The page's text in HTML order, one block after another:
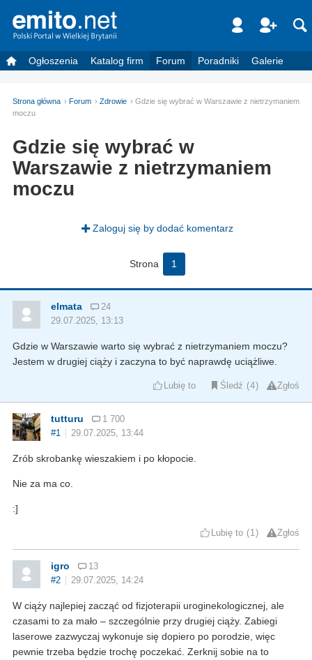
Ogłoszenia Katalog firm Forum Poradniki Galerie
Strona główna Forum Zdrowie
Gdzie się wybrać w Warszawie z nietrzymaniem
moczu
Gdzie się wybrać w
Warszawie z nietrzymaniem
moczu
Zaloguj się by dodać komentarz
Strona 1
elmata
24
29.07.2025, 13:13
Gdzie w Warszawie warto się wybrać z nietrzymaniem moczu?
Jestem w drugiej ciąży i zaczyna to być naprawdę uciążliwe.
Lubię to Śledź 4 Zgłoś
tutturu
1 700
#1
29.07.2025, 13:44
Zrób skrobankę wieszakiem i po kłopocie.
Nie za ma co.
:]
Lubię to 1 Zgłoś
igro
13
#2
29.07.2025, 14:24
W ciąży najlepiej zacząć od fizjoterapii uroginekologicznej, ale
czasami to za mało – szczególnie przy drugiej ciąży. Zabiegi
laserowe zazwyczaj wykonuje się dopiero po porodzie, więc
pewnie trzeba będzie trochę poczekać. Zerknij sobie na to